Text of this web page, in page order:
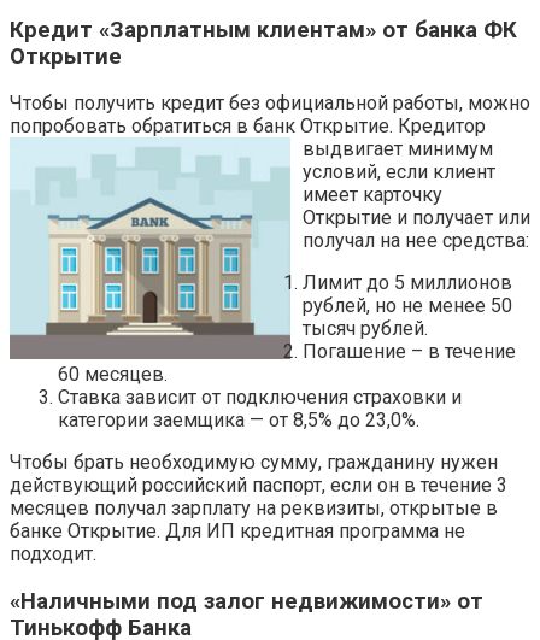
Кредит «Зарплатным клиентам» от банка ФК
Открытие
Чтобы получить кредит без официальной работы, можно
попробовать обратиться в банк Открытие. Кредитор
выдвигает минимум
условий, если клиент
имеет карточку
Открытие и получает или
получал на нее средства:
Лимит до 5 миллионов
рублей, но не менее 50
тысяч рублей.
Погашение – в течение
60 месяцев.
Ставка зависит от подключения страховки и
категории заемщика — от 8,5% до 23,0%.
Чтобы брать необходимую сумму, гражданину нужен
действующий российский паспорт, если он в течение 3
месяцев получал зарплату на реквизиты, открытые в
банке Открытие. Для ИП кредитная программа не
подходит.
«Наличными под залог недвижимости» от
Тинькофф Банка